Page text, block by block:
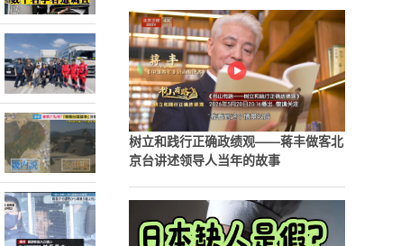
树立和践行正确政绩观——蒋丰做客北
京台讲述领导人当年的故事